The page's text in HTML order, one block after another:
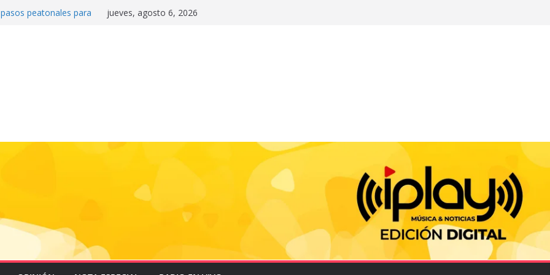
peatonales para
historia en el Draft
la motocicleta a la
2026
e impulsa triunfo de
jueves, agosto 6, 2026